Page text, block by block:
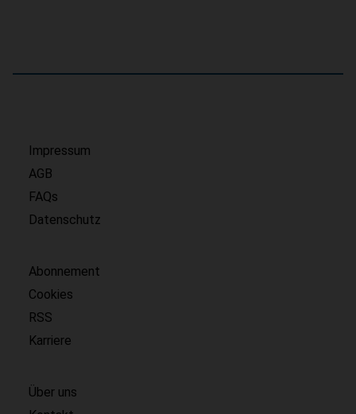
Impressum
AGB
FAQs
Datenschutz
Abonnement
Cookies
RSS
Karriere
Über uns